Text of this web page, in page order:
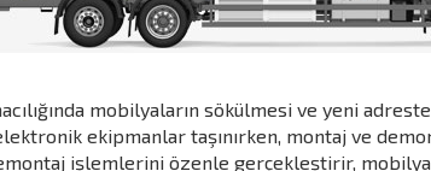
mobilyaların sökülmesi ve yeni
ekipmanlar taşınırken, montaj ve
işlemlerini özenle gerçekleştirir,